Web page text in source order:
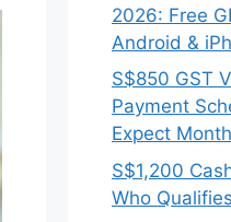
2026: Free
Android &
S$850 GST
Payment
Expect
S$1,200
Who